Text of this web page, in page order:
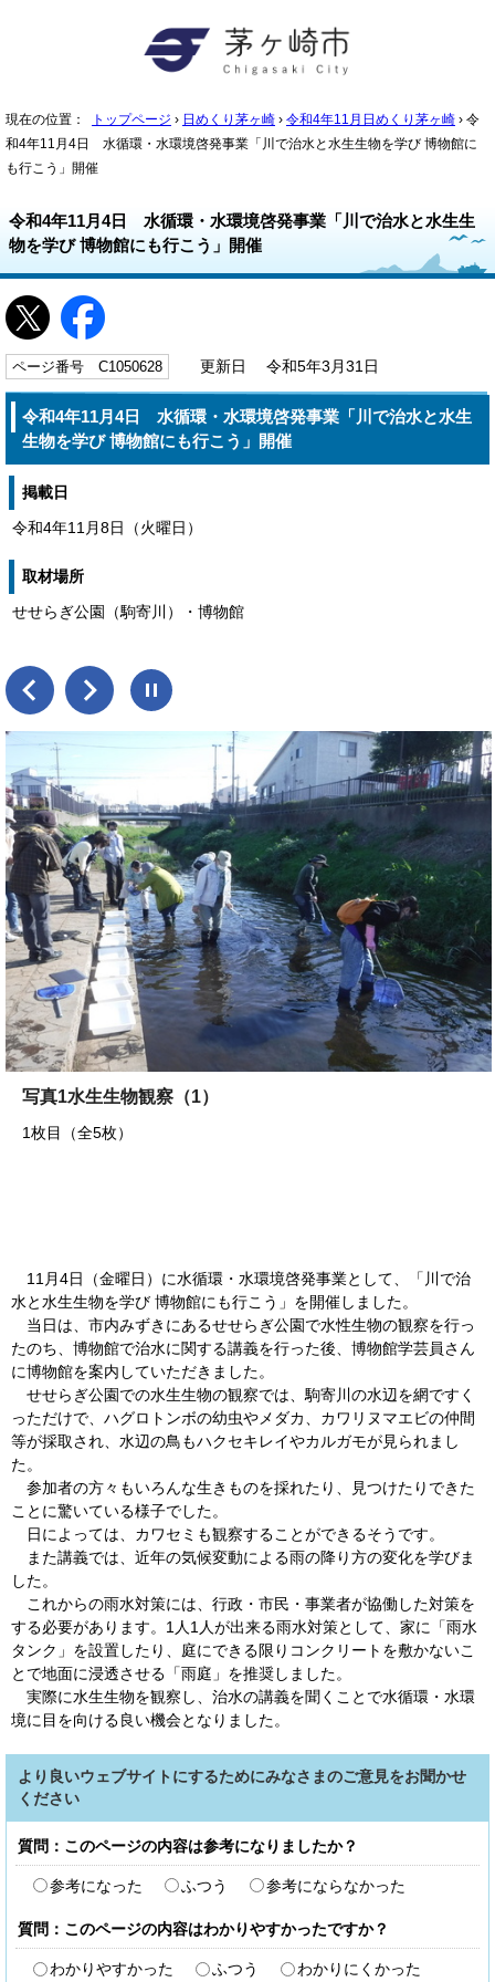
現在の位置： トップページ › 日めくり茅ヶ崎 › 令和4年11月日めくり茅ヶ崎 › 令
和4年11月4日 水循環・水環境啓発事業「川で治水と水生生物を学び 博物館に
も行こう」開催
令和4年11月4日 水循環・水環境啓発事業「川で治水と水生生
物を学び 博物館にも行こう」開催
ページ番号 C1050628 更新日 令和5年3月31日
令和4年11月4日 水循環・水環境啓発事業「川で治水と水生
生物を学び 博物館にも行こう」開催
掲載日
令和4年11月8日（火曜日）
取材場所
せせらぎ公園（駒寄川）・博物館
写真1水生生物観察（1）
1枚目（全5枚）
11月4日（金曜日）に水循環・水環境啓発事業として、「川で治
水と水生生物を学び 博物館にも行こう」を開催しました。
当日は、市内みずきにあるせせらぎ公園で水性生物の観察を行っ
たのち、博物館で治水に関する講義を行った後、博物館学芸員さん
に博物館を案内していただきました。
せせらぎ公園での水生生物の観察では、駒寄川の水辺を網ですく
っただけで、ハグロトンボの幼虫やメダカ、カワリヌマエビの仲間
等が採取され、水辺の鳥もハクセキレイやカルガモが見られまし
た。
参加者の方々もいろんな生きものを採れたり、見つけたりできた
ことに驚いている様子でした。
日によっては、カワセミも観察することができるそうです。
また講義では、近年の気候変動による雨の降り方の変化を学びま
した。
これからの雨水対策には、行政・市民・事業者が協働した対策を
する必要があります。1人1人が出来る雨水対策として、家に「雨水
タンク」を設置したり、庭にできる限りコンクリートを敷かないこ
とで地面に浸透させる「雨庭」を推奨しました。
実際に水生生物を観察し、治水の講義を聞くことで水循環・水環
境に目を向ける良い機会となりました。
より良いウェブサイトにするためにみなさまのご意見をお聞かせ
ください
質問：このページの内容は参考になりましたか？
参考になった ふつう 参考にならなかった
質問：このページの内容はわかりやすかったですか？
わかりやすかった ふつう わかりにくかった